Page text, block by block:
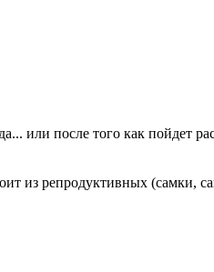
или после того как пойдет
из репродуктивных (самки,